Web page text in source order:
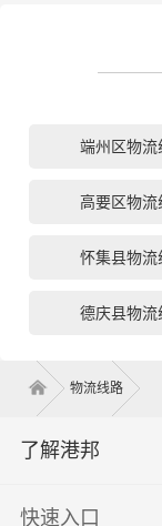
端州区物流
高要区物流
怀集县物流
德庆县物流
物流线路
了解港邦
快速入口